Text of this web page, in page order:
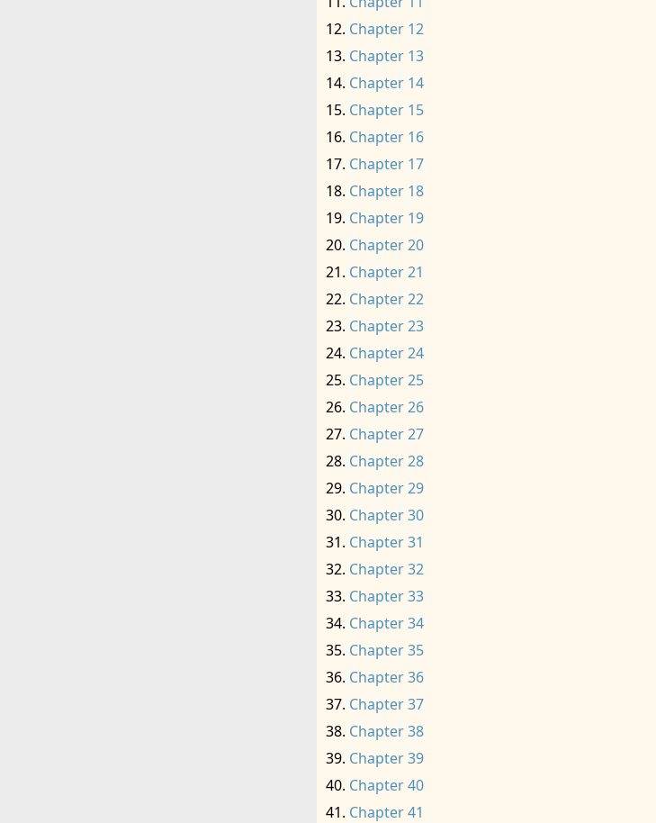
Chapter 12
Chapter 13
Chapter 14
Chapter 15
Chapter 16
Chapter 17
Chapter 18
Chapter 19
Chapter 20
Chapter 21
Chapter 22
Chapter 23
Chapter 24
Chapter 25
Chapter 26
Chapter 27
Chapter 28
Chapter 29
Chapter 30
Chapter 31
Chapter 32
Chapter 33
Chapter 34
Chapter 35
Chapter 36
Chapter 37
Chapter 38
Chapter 39
Chapter 40
Chapter 41